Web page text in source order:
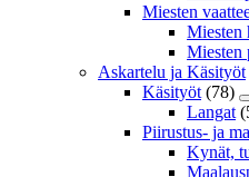
Miesten
Miesten
Miesten
Askartelu ja Käsityöt
Käsityöt (78)
Langat
Piirustus- ja
Kynät,